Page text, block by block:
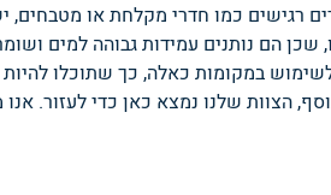
רגישים כמו חדרי מקלחת או מטבחים,
שכן הם נותנים עמידות גבוהה למים
במקומות כאלה, כך שתוכלו
הצוות שלנו נמצא כאן כדי לעזור. אנו